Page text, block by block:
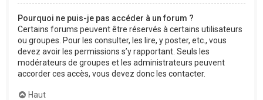
Pourquoi ne puis-je pas accéder à un forum ?
Certains forums peuvent être réservés à certains utilisateurs
ou groupes. Pour les consulter, les lire, y poster, etc., vous
devez avoir les permissions s’y rapportant. Seuls les
modérateurs de groupes et les administrateurs peuvent
accorder ces accès, vous devez donc les contacter.
Haut